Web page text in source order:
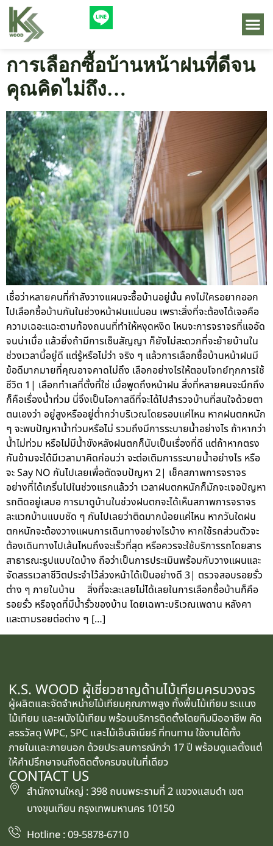
การเลือกซื้อบ้านหน้าฝนที่ดีจน
คุณคิดไม่ถึง…
เชื่อว่าหลายคนที่กำลังวางแผนจะซื้อบ้านอยู่นั้น คงไม่ใครอยากออก
ไปเลือกซื้อบ้านกันในช่วงหน้าฝนแน่นอน เพราะสิ่งที่จะต้องได้เจอคือ
ความเฉอะแฉะตามท้องถนนที่ทำให้หงุดหงิด ไหนจะการจราจรที่แออัด
จนน่าเบื่อ แล้วยิ่งถ้ามีการเซ็นสัญญา ก็ยังไม่สะดวกที่จะย้ายบ้านใน
ช่วงเวลานี้อยู่ดี แต่รู้หรือไม่ว่า จริง ๆ แล้วการเลือกซื้อบ้านหน้าฝนมี
ข้อดีมากมายที่คุณอาจคาดไม่ถึง เลือกอย่างไรให้ตอบโจทย์ทุกการใช้
ชีวิต 1| เลือกทำเลที่ตั้งที่ใช่ เมื่อพูดถึงหน้าฝน สิ่งที่หลายคนจะนึกถึง
ก็คือเรื่องน้ำท่วม นี่จึงเป็นโอกาสดีที่จะได้ไปสำรวจบ้านที่สนใจด้วยตา
ตนเองว่า อยู่สูงหรืออยู่ต่ำกว่าบริเวณโดยรอบแค่ไหน หากฝนตกหนัก
ๆ จะพบปัญหาน้ำท่วมหรือไม่ รวมถึงมีการระบายน้ำอย่างไร ถ้าหากว่า
น้ำไม่ท่วม หรือไม่มีน้ำขังหลังฝนตกก็นับเป็นเรื่องที่ดี แต่ถ้าหากตรง
กันข้ามจะได้มีเวลามาคิดก่อนว่า จะต่อเติมการระบายน้ำอย่างไร หรือ
จะ Say NO กันไปเลยเพื่อตัดจบปัญหา 2| เช็คสภาพการจราจร
อย่างที่ได้เกริ่นไปในช่วงแรกแล้วว่า เวลาฝนตกหนักก็มักจะเจอปัญหา
รถติดอยู่เสมอ การมาดูบ้านในช่วงฝนตกจะได้เห็นสภาพการจราจร
ละแวกบ้านแบบชัด ๆ กันไปเลยว่าติดมากน้อยแค่ไหน หากวันใดฝน
ตกหนักจะต้องวางแผนการเดินทางอย่างไรบ้าง หากใช้รถส่วนตัวจะ
ต้องเดินทางไปเส้นไหนถึงจะเร็วที่สุด หรือควรจะใช้บริการรถโดยสาร
สาธารณะรูปแบบใดบ้าง ถือว่าเป็นการประเมินพร้อมกับวางแผนและ
จัดสรรเวลาชีวิตประจำไว้ล่วงหน้าได้เป็นอย่างดี 3| ตรวจสอบรอยรั่ว
ต่าง ๆ ภายในบ้าน สิ่งที่จะละเลยไม่ได้เลยในการเลือกซื้อบ้านก็คือ
รอยรั่ว หรือจุดที่มีน้ำรั่วของบ้าน โดยเฉพาะบริเวณเพดาน หลังคา
และตามรอยต่อต่าง ๆ […]
K.S. WOOD ผู้เชี่ยวชาญด้านไม้เทียมครบวงจร
ผู้ผลิตและจัดจำหน่ายไม้เทียมคุณภาพสูง ทั้งพื้นไม้เทียม ระแนง
ไม้เทียม และผนังไม้เทียม พร้อมบริการติดตั้งโดยทีมมืออาชีพ คัด
สรรวัสดุ WPC, SPC และไม้เอ็นจิเนียร์ ที่ทนทาน ใช้งานได้ทั้ง
ภายในและภายนอก ด้วยประสบการณ์กว่า 17 ปี พร้อมดูแลตั้งแต่
ให้คำปรึกษาจนถึงติดตั้งครบจบในที่เดียว
CONTACT US
สำนักงานใหญ่ : 398 ถนนพระรามที่ 2 แขวงแสมดำ เขต
บางขุนเทียน กรุงเทพมหานคร 10150
Hotline : 09-5878-6710